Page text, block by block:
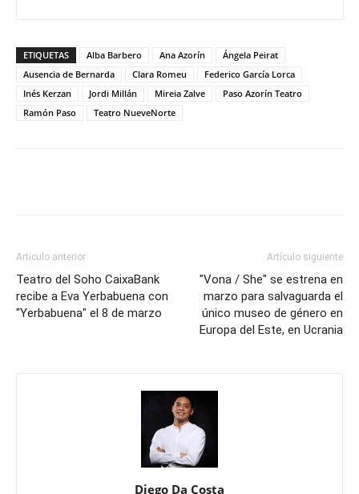
ETIQUETAS Alba Barbero Ana Azorín
Ángela Peirat
Ausencia de Bernarda
Clara Romeu
Federico García Lorca
Inés Kerzan
Jordi Millán Mireia Zalve
Paso Azorín Teatro
Ramón Paso
Teatro NueveNorte
Artículo anterior
Teatro del Soho CaixaBank
recibe a Eva Yerbabuena con
"Yerbabuena" el 8 de marzo
Artículo siguiente
"Vona / She" se estrena en
marzo para salvaguarda el
único museo de género en
Europa del Este, en Ucrania
Diego Da Costa